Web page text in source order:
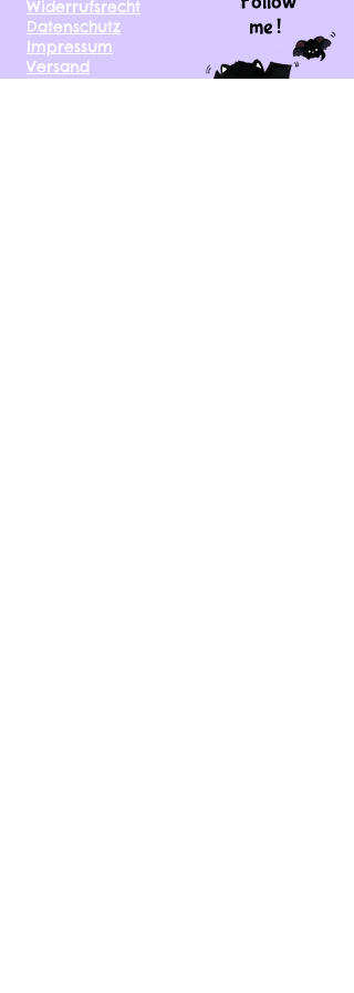
Widerrufsrecht
Datenschutz
Impressum
Versand
me !